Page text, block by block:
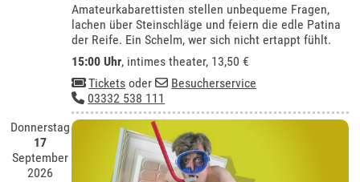
Amateurkabarettisten stellen unbequeme Fragen,
lachen über Steinschläge und feiern die edle Patina
der Reife. Ein Schelm, wer sich nicht ertappt fühlt.
15:00 Uhr, intimes theater, 13,50 €
Tickets oder
Besucherservice
03332 538 111
Donnerstag
17
September
2026